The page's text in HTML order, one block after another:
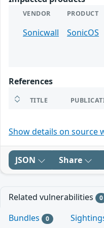
VENDOR PRODUCT
Sonicwall SonicOS
References
TITLE
Show details on source
JSON Share
Related vulnerabilities 0
Bundles 0